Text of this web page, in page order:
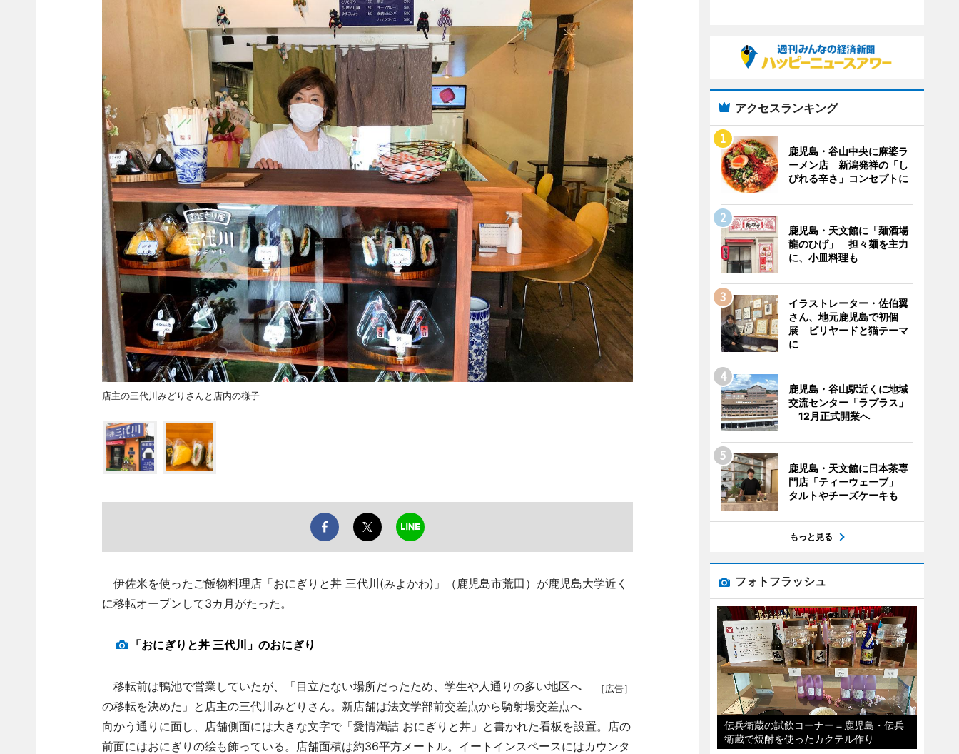
店主の三代川みどりさんと店内の様子
伊佐米を使ったご飯物料理店「おにぎりと丼 三代川(みよかわ)」（鹿児島市荒田）が鹿児島大学近く
に移転オープンして3カ月がたった。
「おにぎりと丼 三代川」のおにぎり
［広告］
移転前は鴨池で営業していたが、「目立たない場所だったため、学生や人通りの多い地区へ
の移転を決めた」と店主の三代川みどりさん。新店舗は法文学部前交差点から騎射場交差点へ
向かう通りに面し、店舗側面には大きな文字で「愛情満詰 おにぎりと丼」と書かれた看板を設置。店の
前面にはおにぎりの絵も飾っている。店舗面積は約36平方メートル。イートインスペースにはカウンタ
アクセスランキング
鹿児島・谷山中央に麻婆ラ
ーメン店 新潟発祥の「し
びれる辛さ」コンセプトに
鹿児島・天文館に「麺酒場
龍のひげ」 担々麺を主力
に、小皿料理も
イラストレーター・佐伯翼
さん、地元鹿児島で初個
展 ビリヤードと猫テーマ
に
鹿児島・谷山駅近くに地域
交流センター「ラプラス」
12月正式開業へ
鹿児島・天文館に日本茶専
門店「ティーウェーブ」
タルトやチーズケーキも
もっと見る
フォトフラッシュ
伝兵衛蔵の試飲コーナー＝鹿児島・伝兵
衛蔵で焼酎を使ったカクテル作り